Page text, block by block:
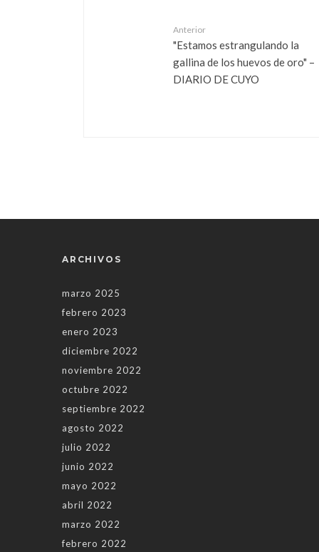
Anterior
"Estamos estrangulando la
gallina de los huevos de oro" –
DIARIO DE CUYO
ARCHIVOS
marzo 2025
febrero 2023
enero 2023
diciembre 2022
noviembre 2022
octubre 2022
septiembre 2022
agosto 2022
julio 2022
junio 2022
mayo 2022
abril 2022
marzo 2022
febrero 2022